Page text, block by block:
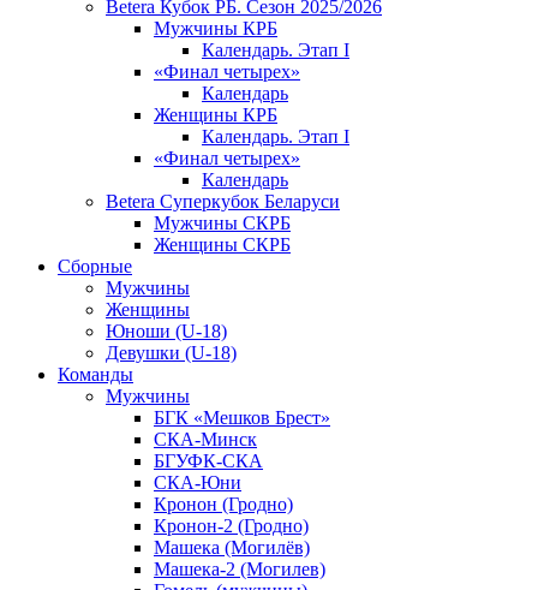
Betera Кубок РБ. Сезон 2025/2026
Мужчины КРБ
Календарь. Этап I
«Финал четырех»
Календарь
Женщины КРБ
Календарь. Этап I
«Финал четырех»
Календарь
Betera Суперкубок Беларуси
Мужчины СКРБ
Женщины СКРБ
Сборные
Мужчины
Женщины
Юноши (U-18)
Девушки (U-18)
Команды
Мужчины
БГК «Мешков Брест»
СКА-Минск
БГУФК-СКА
СКА-Юни
Кронон (Гродно)
Кронон-2 (Гродно)
Машека (Могилёв)
Машека-2 (Могилев)